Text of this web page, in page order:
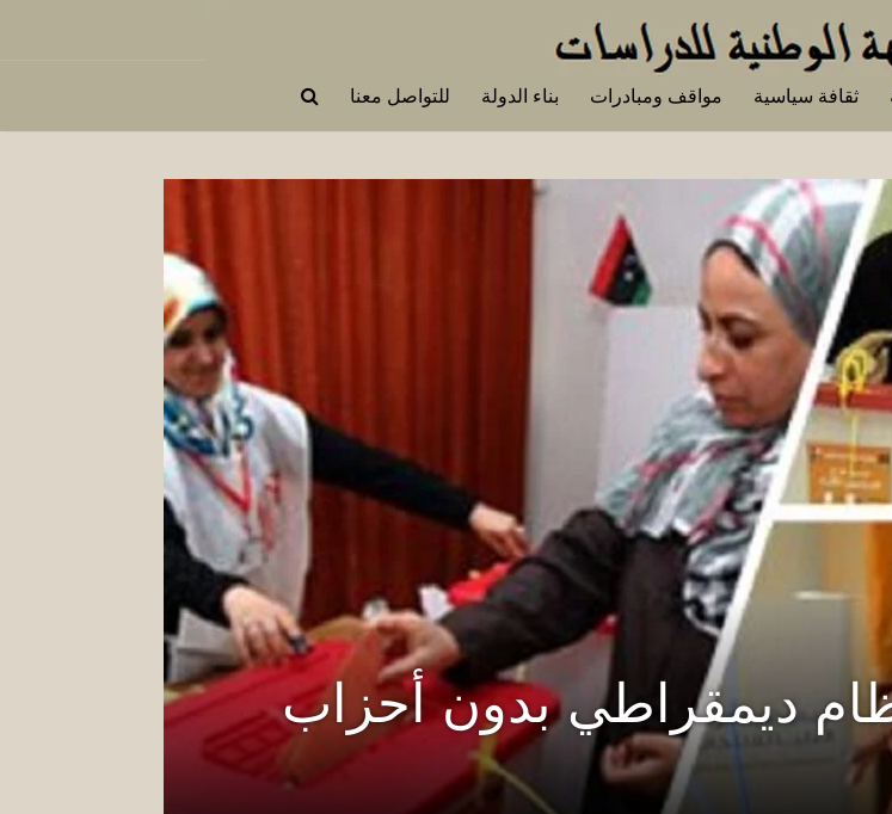
ثقافة سياسية مواقف ومبادرات بناء الدولة للتواصل معنا
ديمقراطي بدون أحزاب